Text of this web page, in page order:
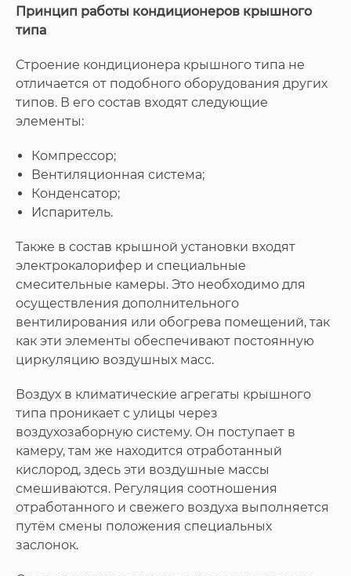
Принцип работы кондиционеров крышного
типа
Строение кондиционера крышного типа не
отличается от подобного оборудования других
типов. В его состав входят следующие
элементы:
Компрессор;
Вентиляционная система;
Конденсатор;
Испаритель.
Также в состав крышной установки входят
электрокалорифер и специальные
смесительные камеры. Это необходимо для
осуществления дополнительного
вентилирования или обогрева помещений, так
как эти элементы обеспечивают постоянную
циркуляцию воздушных масс.
Воздух в климатические агрегаты крышного
типа проникает с улицы через
воздухозаборную систему. Он поступает в
камеру, там же находится отработанный
кислород, здесь эти воздушные массы
смешиваются. Регуляция соотношения
отработанного и свежего воздуха выполняется
путём смены положения специальных
заслонок.